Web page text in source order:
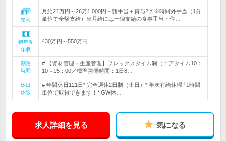
給与
月給21万円～26万1,000円＋諸手当＋賞与2回※時間外手当（1分
単位で全額支給）※月給には一律支給の食事手当・住…
初年度
年収
430万円～550万円
勤務
時間
# 【資材管理・生産管理】フレックスタイム制（コアタイム10：
10～15：00／標準労働時間：1日8…
休日
休暇
# 年間休日121日* 完全週休2日制（土日）* 年次有給休暇└1時間
単位で取得できます！* GW休…
求人詳細を見る 気になる